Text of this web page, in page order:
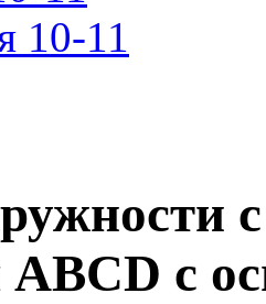
10-11
ABCD с